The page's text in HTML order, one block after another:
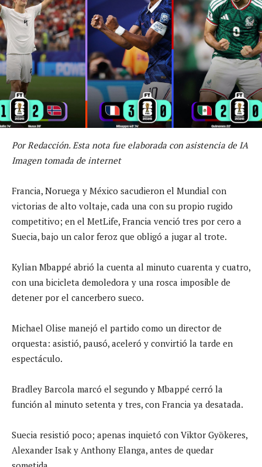
Por Redacción. Esta nota fue elaborada con asistencia de IA
Imagen tomada de internet
Francia, Noruega y México sacudieron el Mundial con
victorias de alto voltaje, cada una con su propio rugido
competitivo; en el MetLife, Francia venció tres por cero a
Suecia, bajo un calor feroz que obligó a jugar al trote.
Kylian Mbappé abrió la cuenta al minuto cuarenta y cuatro,
con una bicicleta demoledora y una rosca imposible de
detener por el cancerbero sueco.
Michael Olise manejó el partido como un director de
orquesta: asistió, pausó, aceleró y convirtió la tarde en
espectáculo.
Bradley Barcola marcó el segundo y Mbappé cerró la
función al minuto setenta y tres, con Francia ya desatada.
Suecia resistió poco; apenas inquietó con Viktor Gyökeres,
Alexander Isak y Anthony Elanga, antes de quedar